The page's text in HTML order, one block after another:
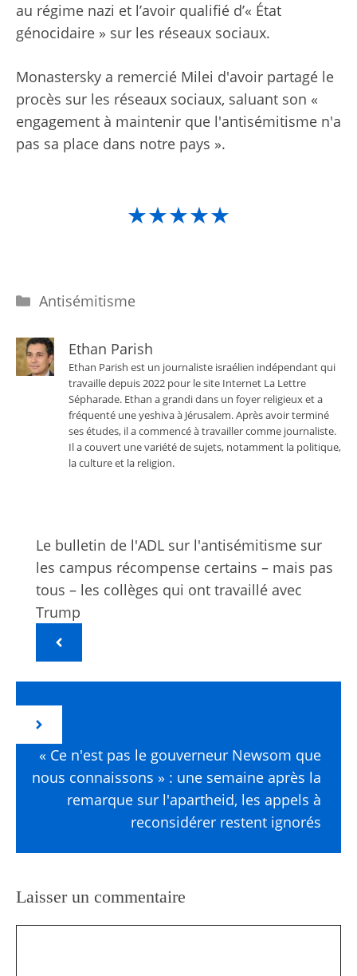
au régime nazi et l’avoir qualifié d’« État
génocidaire » sur les réseaux sociaux.
Monastersky a remercié Milei d'avoir partagé le
procès sur les réseaux sociaux, saluant son «
engagement à maintenir que l'antisémitisme n'a
pas sa place dans notre pays ».
★★★★★
Catégories
Antisémitisme
Ethan Parish
Ethan Parish est un journaliste israélien indépendant qui
travaille depuis 2022 pour le site Internet La Lettre
Sépharade. Ethan a grandi dans un foyer religieux et a
fréquenté une yeshiva à Jérusalem. Après avoir terminé
ses études, il a commencé à travailler comme journaliste.
Il a couvert une variété de sujets, notamment la politique,
la culture et la religion.
Le bulletin de l'ADL sur l'antisémitisme sur
les campus récompense certains – mais pas
tous – les collèges qui ont travaillé avec
Trump
« Ce n'est pas le gouverneur Newsom que
nous connaissons » : une semaine après la
remarque sur l'apartheid, les appels à
reconsidérer restent ignorés
Laisser un commentaire